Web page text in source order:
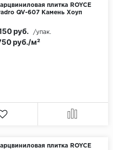
плитка ROYCE
QV-607 Камень Хоуп
руб./м²
руб. /упак.
плитка ROYCE